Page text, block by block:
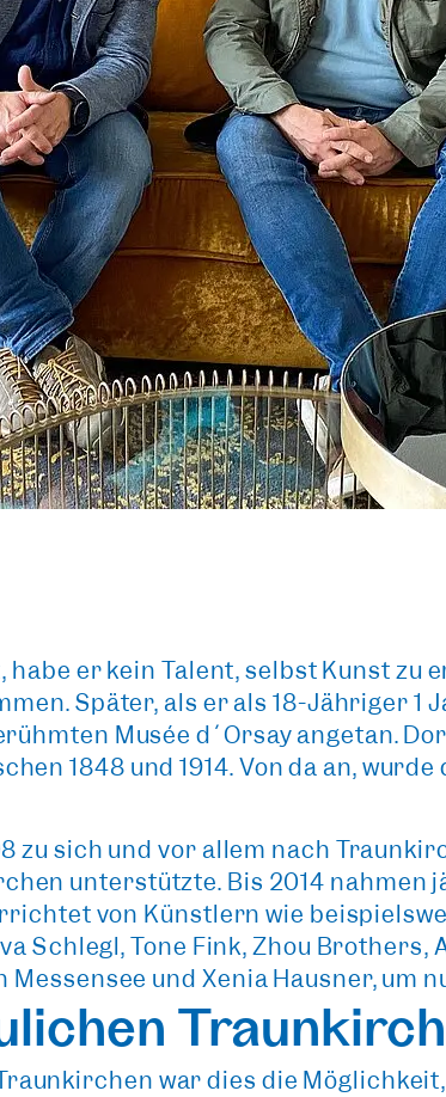
er kein Talent, selbst Kunst zu
Später, als er als 18-Jähriger 1
Musée d´Orsay angetan.
1848 und 1914. Von da an,
zu sich und vor allem nach
unterstützte. Bis 2014 nahmen
von Künstlern wie
Schlegl, Tone Fink, Zhou
und Xenia Hausner, um
war dies die Möglichkeit,